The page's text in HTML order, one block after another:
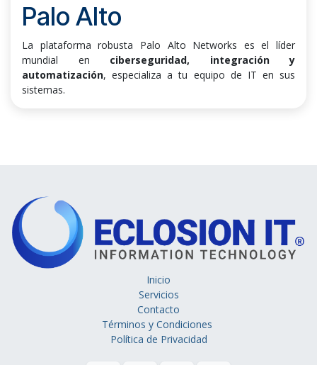
Palo Alto
La plataforma robusta Palo Alto Networks es el líder
mundial en ciberseguridad, integración y
automatización, especializa a tu equipo de IT en sus
sistemas.
Inicio
Servicios
Contacto
Términos y Condiciones
Política de Privacidad